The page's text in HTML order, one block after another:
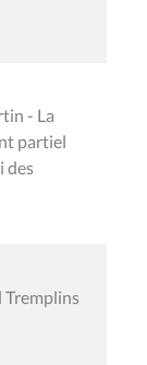
- La
partiel
des
Tremplins